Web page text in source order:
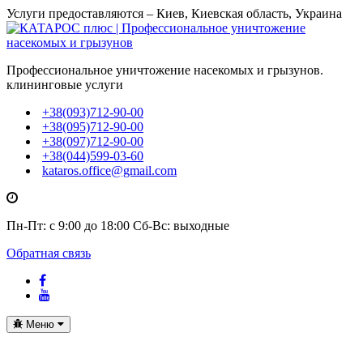
Услуги предоставляются – Киев, Киевская область, Украина
Профессиональное уничтожение насекомых и грызунов.
клининговые услуги
+38(093)712-90-00
+38(095)712-90-00
+38(097)712-90-00
+38(044)599-03-60
kataros.office@gmail.com
Пн-Пт: с 9:00 до 18:00 Сб-Вс: выходные
Обратная связь
Toggle
navigation
Меню